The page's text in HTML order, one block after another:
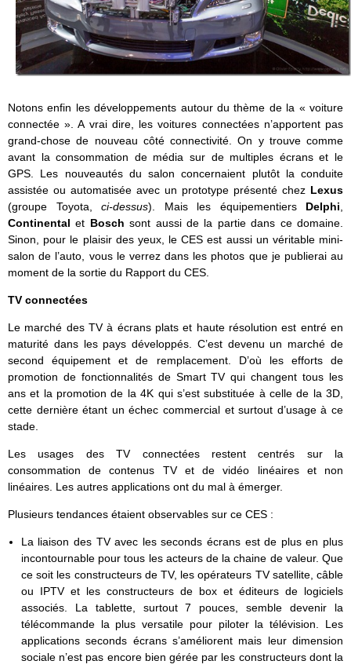
Notons enfin les développements autour du thème de la « voiture
connectée ». A vrai dire, les voitures connectées n’apportent pas
grand-chose de nouveau côté connectivité. On y trouve comme
avant la consommation de média sur de multiples écrans et le
GPS. Les nouveautés du salon concernaient plutôt la conduite
assistée ou automatisée avec un prototype présenté chez Lexus
(groupe Toyota, ci-dessus). Mais les équipementiers Delphi
Continental et Bosch sont aussi de la partie dans ce domaine.
Sinon, pour le plaisir des yeux, le CES est aussi un véritable mini-
salon de l’auto, vous le verrez dans les photos que je publierai au
moment de la sortie du Rapport du CES.
TV connectées
Le marché des TV à écrans plats et haute résolution est entré en
maturité dans les pays développés. C’est devenu un marché de
second équipement et de remplacement. D’où les efforts de
promotion de fonctionnalités de Smart TV qui changent tous les
ans et la promotion de la 4K qui s’est substituée à celle de la 3D,
cette dernière étant un échec commercial et surtout d’usage à ce
stade.
Les usages des TV connectées restent centrés sur la
consommation de contenus TV et de vidéo linéaires et non
linéaires. Les autres applications ont du mal à émerger.
Plusieurs tendances étaient observables sur ce CES :
La liaison des TV avec les seconds écrans est de plus en plus
incontournable pour tous les acteurs de la chaine de valeur. Que
ce soit les constructeurs de TV, les opérateurs TV satellite, câble
ou IPTV et les constructeurs de box et éditeurs de logiciels
associés. La tablette, surtout 7 pouces, semble devenir la
télécommande la plus versatile pour piloter la télévision. Les
applications seconds écrans s’améliorent mais leur dimension
sociale n’est pas encore bien gérée par les constructeurs dont la